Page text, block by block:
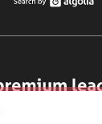
Premium